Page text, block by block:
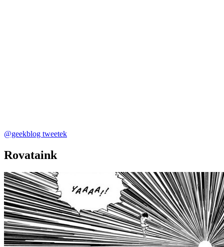
@geekblog tweetek
Rovataink